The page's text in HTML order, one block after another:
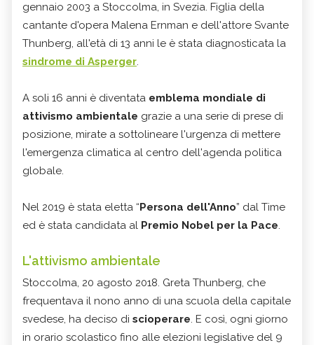
gennaio 2003 a Stoccolma, in Svezia. Figlia della
cantante d'opera Malena Ernman e dell'attore Svante
Thunberg, all'età di 13 anni le è stata diagnosticata la
sindrome di Asperger.
A soli 16 anni è diventata emblema mondiale di
attivismo ambientale grazie a una serie di prese di
posizione, mirate a sottolineare l'urgenza di mettere
l'emergenza climatica al centro dell'agenda politica
globale.
Nel 2019 è stata eletta “Persona dell'Anno” dal Time
ed è stata candidata al Premio Nobel per la Pace.
L'attivismo ambientale
Stoccolma, 20 agosto 2018. Greta Thunberg, che
frequentava il nono anno di una scuola della capitale
svedese, ha deciso di scioperare. E così, ogni giorno
in orario scolastico fino alle elezioni legislative del 9